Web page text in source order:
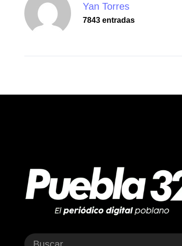
Yan Torres
7843 entradas